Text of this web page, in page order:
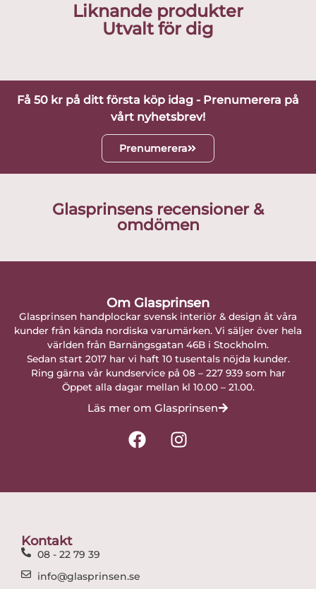
Liknande produkter
Utvalt för dig
Få 50 kr på ditt första köp idag - Prenumerera på
vårt nyhetsbrev!
Prenumerera
Glasprinsens recensioner &
omdömen
Om Glasprinsen
Glasprinsen handplockar svensk interiör & design åt våra
kunder från kända nordiska varumärken. Vi säljer över hela
världen från Barnängsgatan 46B i Stockholm.
Sedan start 2017 har vi haft 10 tusentals nöjda kunder.
Ring gärna vår kundservice på 08 – 227 939 som har
Öppet alla dagar mellan kl 10.00 – 21.00.
Läs mer om Glasprinsen
F
a
I
n
Kontakt
08 - 22 79 39
info@glasprinsen.se